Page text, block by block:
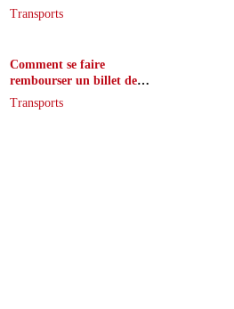
inaccessible ?
Transports
Comment se faire
rembourser un billet de
train en cas de retard ?
Transports